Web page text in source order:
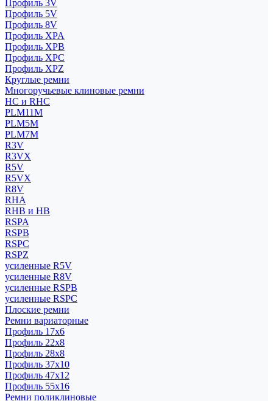
Профиль 3V
Профиль 5V
Профиль 8V
Профиль XPA
Профиль XPB
Профиль XPC
Профиль XPZ
Круглые ремни
Многоручьевые клиновые ремни
HC и RHC
PLM11M
PLM5M
PLM7M
R3V
R3VX
R5V
R5VX
R8V
RHA
RHB и HB
RSPA
RSPB
RSPC
RSPZ
усиленные R5V
усиленные R8V
усиленные RSPB
усиленные RSPC
Плоские ремни
Ремни вариаторные
Профиль 17x6
Профиль 22x8
Профиль 28x8
Профиль 37x10
Профиль 47x12
Профиль 55x16
Ремни поликлиновые